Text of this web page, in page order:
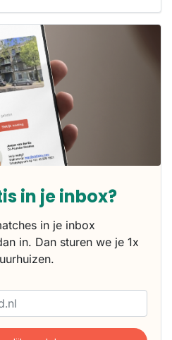
in je inbox?
in je inbox
in. Dan sturen we je 1x